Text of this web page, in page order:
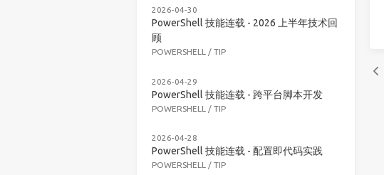
2026-04-30
PowerShell 技能连载 - 2026 上半年技术回
顾
POWERSHELL / TIP
2026-04-29
PowerShell 技能连载 - 跨平台脚本开发
POWERSHELL / TIP
2026-04-28
PowerShell 技能连载 - 配置即代码实践
POWERSHELL / TIP